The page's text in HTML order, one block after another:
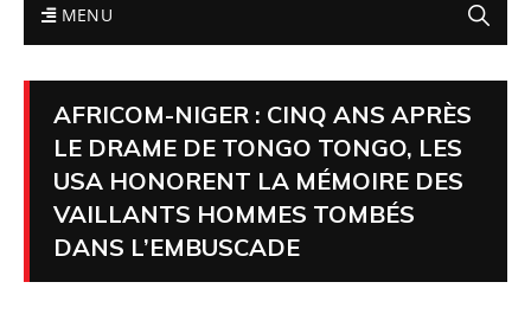
MENU
AFRICOM-NIGER : CINQ ANS APRÈS
LE DRAME DE TONGO TONGO, LES
USA HONORENT LA MÉMOIRE DES
VAILLANTS HOMMES TOMBÉS
DANS L’EMBUSCADE